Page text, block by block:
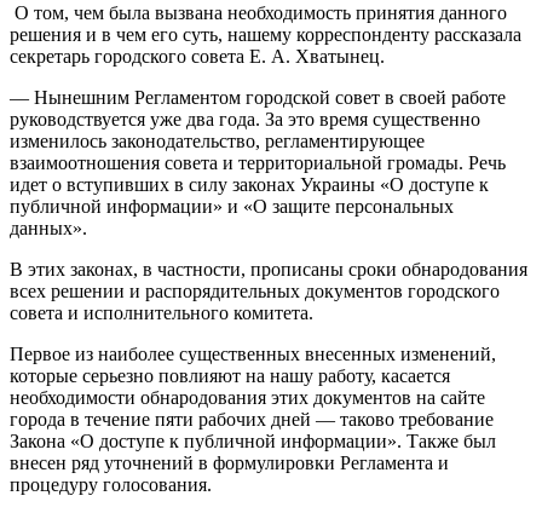
О том, чем была вызвана необходимость принятия данного
решения и в чем его суть, нашему корреспонденту рассказала
секретарь городского совета Е. А. Хватынец.
— Нынешним Регламентом городской совет в своей работе
руководствуется уже два года. За это время существенно
изменилось законодательство, регламентирующее
взаимоотношения совета и территориальной громады. Речь
идет о вступивших в силу законах Украины «О доступе к
публичной информации» и «О защите персональных
данных».
В этих законах, в частности, прописаны сроки обнародования
всех решении и распорядительных документов городского
совета и исполнительного комитета.
Первое из наиболее существенных внесенных изменений,
которые серьезно повлияют на нашу работу, касается
необходимости обнародования этих документов на сайте
города в течение пяти рабочих дней — таково требование
Закона «О доступе к публичной информации». Также был
внесен ряд уточнений в формулировки Регламента и
процедуру голосования.